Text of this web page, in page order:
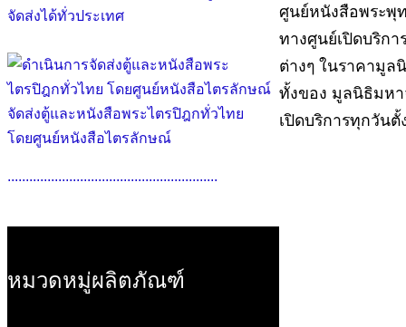
จัดส่งได้ทั่วประเทศ
จัดส่งตู้และหนังสือพระไตรปิฎกทั่วไทย
โดยศูนย์หนังสือไตรลักษณ์
..........................................................
หมวดหมู่ผลิตภัณฑ์
ศูนย์หนังสือพระพุ
ทางศูนย์เปิดบริก
ต่างๆ ในราคามูล
ทั้งของ มูลนิธิมห
เปิดบริการทุกวันตั้